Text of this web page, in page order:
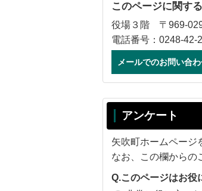
このページに関す
役場３階 〒969-
電話番号：0248-42-
メールでのお問い合
アンケート
矢吹町ホームページ
なお、この欄からの
Q.このページはお役